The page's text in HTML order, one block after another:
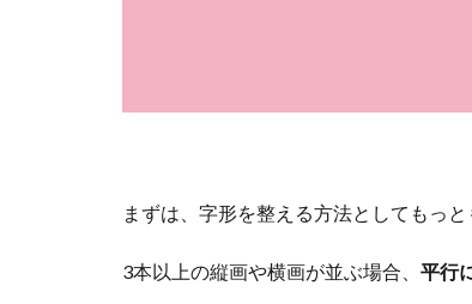
まずは、字形を整える方法としてもっ
3本以上の縦画や横画が並ぶ場合、 平行